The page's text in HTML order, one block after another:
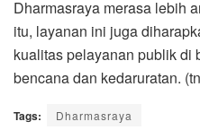
Dharmasraya merasa lebih
itu, layanan ini juga
kualitas pelayanan publik di
bencana dan kedaruratan.
Tags: Dharmasraya